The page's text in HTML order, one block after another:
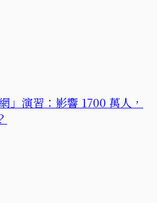
」演習：影響 1700 萬人，